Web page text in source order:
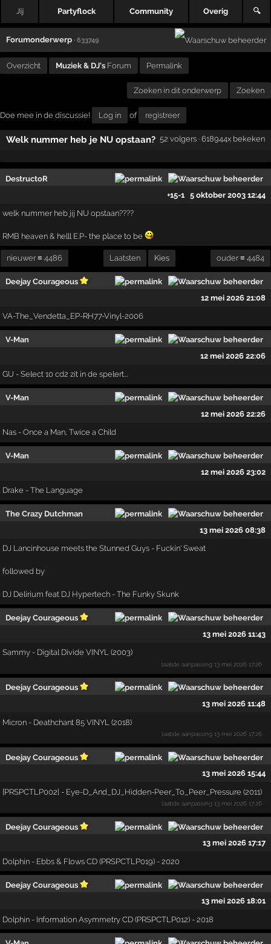
Jij Partyflock Community Overig 🔍
Forumonderwerp · 633749
Overzicht Muziek & DJ's Forum Permalink
Zoeken in dit onderwerp Zoeken
Doe mee in de discussie! Log in of registreer
Welk nummer heb je NU opstaan? 52 volgers · 618944x bekeken
DestructoR
+15-1 5 oktober 2003 12:44
welk nummer heb jij NU opstaan????
RMB heaven & helll E.P- the place to be
nieuwer ≡ 4486 Laatsten Kies ouder ≡ 4484
Deejay Courageous
12 mei 2026 21:08
VA-The_Vendetta_EP-RH77-Vinyl-2006
V-Man
12 mei 2026 22:06
GU - Select 10 cd2 zit in de spelert...
V-Man
12 mei 2026 22:26
Nas - Once a Man, Twice a Child
V-Man
12 mei 2026 23:02
Drake - The Language
The Crazy Dutchman
13 mei 2026 08:38
DJ Lancinhouse meets the Stunned Guys - Fuckin' Sweat
followed by
DJ Delirium feat DJ Hypertech - The Funky Skunk
Deejay Courageous
13 mei 2026 11:43
Sammy - Digital Divide VINYL (2003)
laatste aanpassing13 mei 2026 17:26
Deejay Courageous
13 mei 2026 11:48
Micron - Deathchant 85 VINYL (2018)
laatste aanpassing13 mei 2026 17:26
Deejay Courageous
13 mei 2026 15:44
[PRSPCTLP002] - Eye-D_And_DJ_Hidden-Peer_To_Peer_Pressure (2011)
laatste aanpassing13 mei 2026 17:26
Deejay Courageous
13 mei 2026 17:17
Dolphin - Ebbs & Flows CD (PRSPCTLP019) - 2020
Deejay Courageous
13 mei 2026 18:01
Dolphin - Information Asymmetry CD (PRSPCTLP012) - 2018